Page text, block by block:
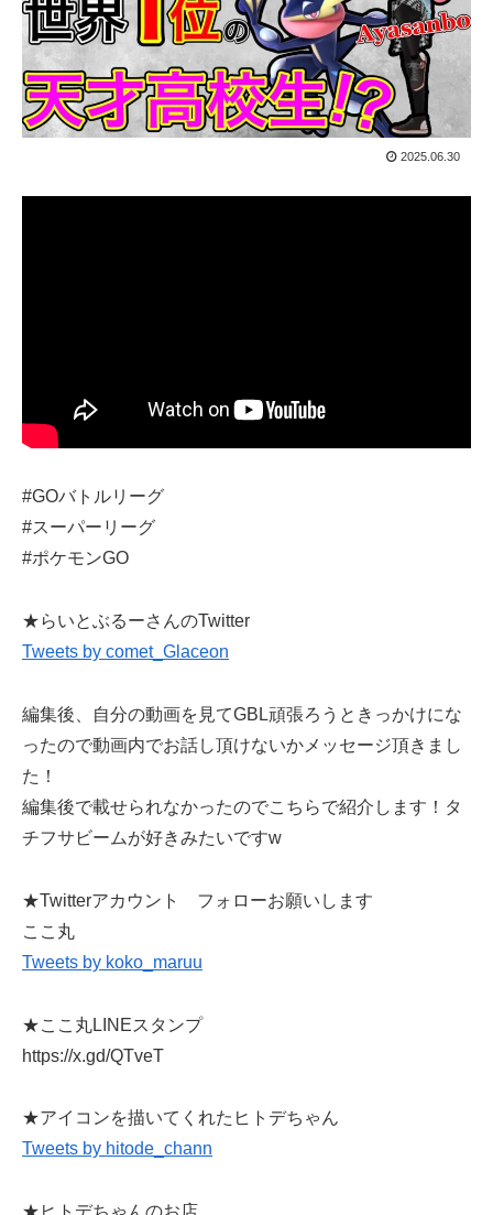
2025.06.30
#GOバトルリーグ
#スーパーリーグ
#ポケモンGO
★らいとぶるーさんのTwitter
Tweets by comet_Glaceon
編集後、自分の動画を見てGBL頑張ろうときっかけにな
ったので動画内でお話し頂けないかメッセージ頂きまし
た！
編集後で載せられなかったのでこちらで紹介します！タ
チフサビームが好きみたいですw
★Twitterアカウント フォローお願いします
ここ丸
Tweets by koko_maruu
★ここ丸LINEスタンプ
https://x.gd/QTveT
★アイコンを描いてくれたヒトデちゃん
Tweets by hitode_chann